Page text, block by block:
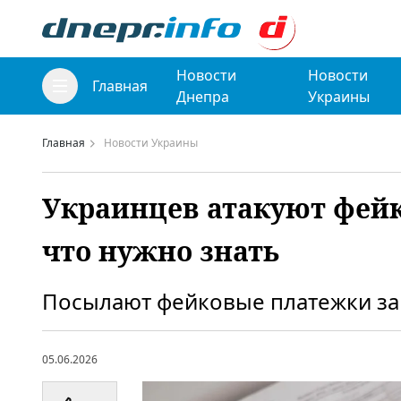
Главная
Новости
Днепра
Новости
Украины
Главная Новости Украины
Украинцев атакуют
что нужно знать
Посылают фейковые платежки за
05.06.2026